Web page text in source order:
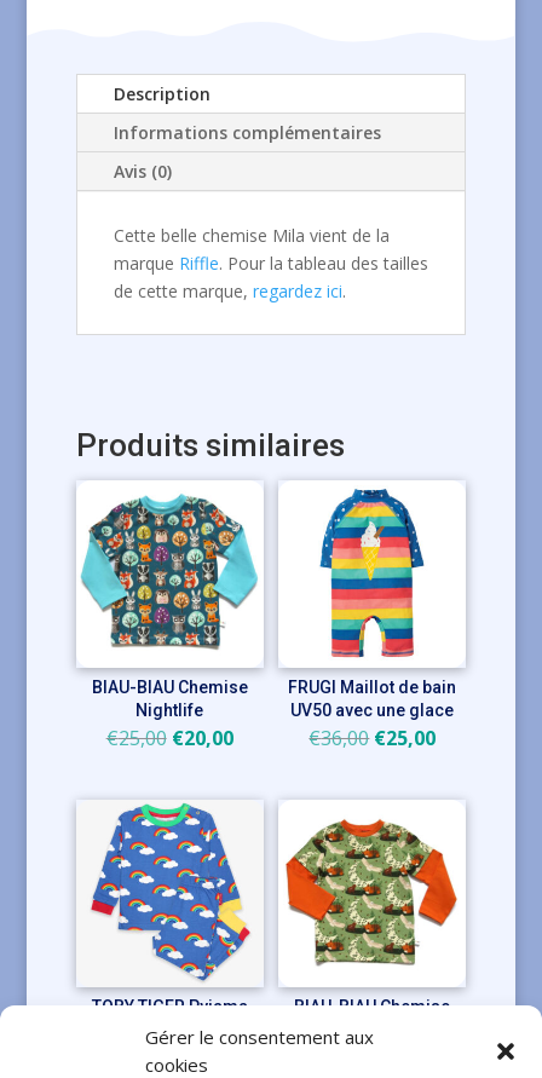
Gérer le consentement aux
cookies
Description
Informations complémentaires
Avis (0)
Cette belle chemise Mila vient de la
marque Riffle. Pour la tableau des tailles
de cette marque, regardez ici.
Produits similaires
BIAU-BIAU Chemise
Nightlife
€25,00 Le
initial
était :
€25,00.
€20,00Le
actuel
€20,00.
FRUGI Maillot de bain
UV50 avec une glace
€36,00 Le
initial
était :
€36,00.
€25,00Le
actuel
€25,00.
TOBY TIGER Pyjama
avec des arcs-en-ciel
30,00Le
€25,00
BIAU-BIAU Chemise
Earthshine